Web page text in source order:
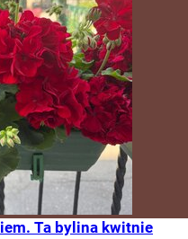
Ta bylina kwitnie